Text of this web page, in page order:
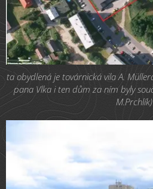
ta obydlená je továrnická vila A.
pana Vlka i ten dům za ním byly
M.Prchlík)